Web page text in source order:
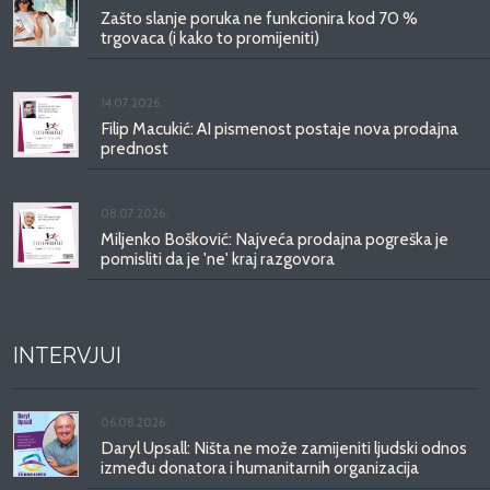
Zašto slanje poruka ne funkcionira kod 70 %
trgovaca (i kako to promijeniti)
14.07.2026.
Filip Macukić: AI pismenost postaje nova prodajna
prednost
08.07.2026.
Miljenko Bošković: Najveća prodajna pogreška je
pomisliti da je 'ne' kraj razgovora
INTERVJUI
06.08.2026.
Daryl Upsall: Ništa ne može zamijeniti ljudski odnos
između donatora i humanitarnih organizacija